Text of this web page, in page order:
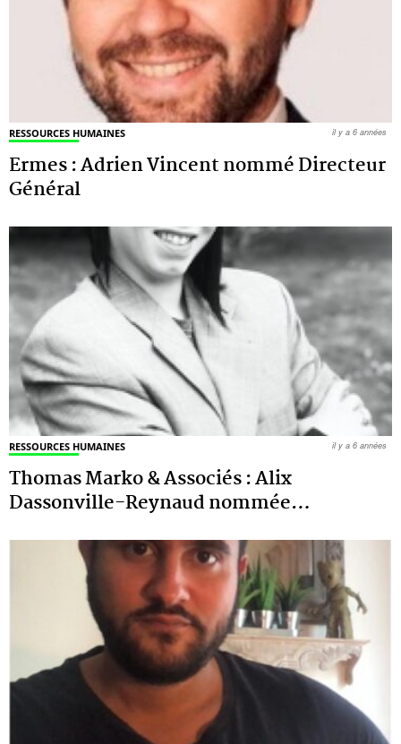
RESSOURCES HUMAINES
Ermes : Adrien Vincent nommé Directeur
Général
il y a 6 années
RESSOURCES HUMAINES
Thomas Marko & Associés : Alix
Dassonville-Reynaud nommée…
il y a 6 années